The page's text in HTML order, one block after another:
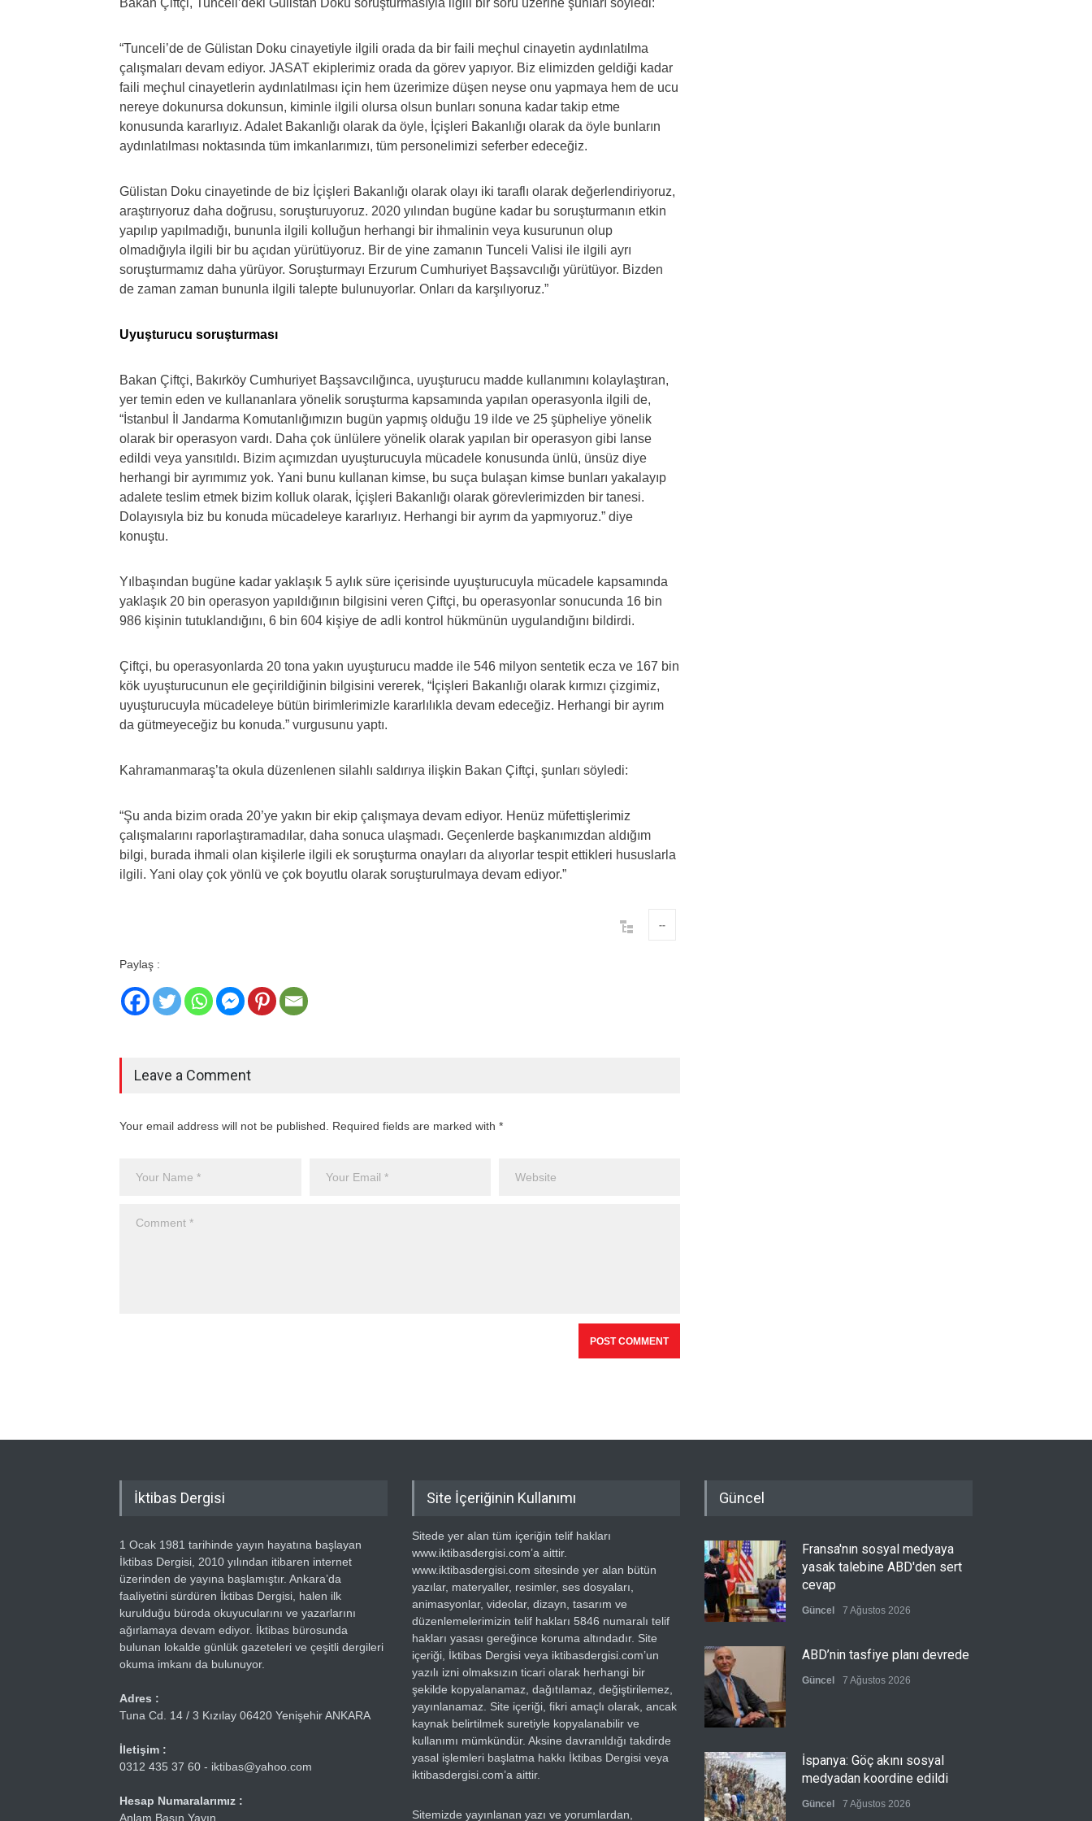
Bakan Çiftçi, Tunceli’deki Gülistan Doku soruşturmasıyla ilgili bir soru üzerine şunları söyledi:
“Tunceli’de de Gülistan Doku cinayetiyle ilgili orada da bir faili meçhul cinayetin aydınlatılma
çalışmaları devam ediyor. JASAT ekiplerimiz orada da görev yapıyor. Biz elimizden geldiği kadar
faili meçhul cinayetlerin aydınlatılması için hem üzerimize düşen neyse onu yapmaya hem de ucu
nereye dokunursa dokunsun, kiminle ilgili olursa olsun bunları sonuna kadar takip etme
konusunda kararlıyız. Adalet Bakanlığı olarak da öyle, İçişleri Bakanlığı olarak da öyle bunların
aydınlatılması noktasında tüm imkanlarımızı, tüm personelimizi seferber edeceğiz.
Gülistan Doku cinayetinde de biz İçişleri Bakanlığı olarak olayı iki taraflı olarak değerlendiriyoruz,
araştırıyoruz daha doğrusu, soruşturuyoruz. 2020 yılından bugüne kadar bu soruşturmanın etkin
yapılıp yapılmadığı, bununla ilgili kolluğun herhangi bir ihmalinin veya kusurunun olup
olmadığıyla ilgili bir bu açıdan yürütüyoruz. Bir de yine zamanın Tunceli Valisi ile ilgili ayrı
soruşturmamız daha yürüyor. Soruşturmayı Erzurum Cumhuriyet Başsavcılığı yürütüyor. Bizden
de zaman zaman bununla ilgili talepte bulunuyorlar. Onları da karşılıyoruz.”
Uyuşturucu soruşturması
Bakan Çiftçi, Bakırköy Cumhuriyet Başsavcılığınca, uyuşturucu madde kullanımını kolaylaştıran,
yer temin eden ve kullananlara yönelik soruşturma kapsamında yapılan operasyonla ilgili de,
“İstanbul İl Jandarma Komutanlığımızın bugün yapmış olduğu 19 ilde ve 25 şüpheliye yönelik
olarak bir operasyon vardı. Daha çok ünlülere yönelik olarak yapılan bir operasyon gibi lanse
edildi veya yansıtıldı. Bizim açımızdan uyuşturucuyla mücadele konusunda ünlü, ünsüz diye
herhangi bir ayrımımız yok. Yani bunu kullanan kimse, bu suça bulaşan kimse bunları yakalayıp
adalete teslim etmek bizim kolluk olarak, İçişleri Bakanlığı olarak görevlerimizden bir tanesi.
Dolayısıyla biz bu konuda mücadeleye kararlıyız. Herhangi bir ayrım da yapmıyoruz.” diye
konuştu.
Yılbaşından bugüne kadar yaklaşık 5 aylık süre içerisinde uyuşturucuyla mücadele kapsamında
yaklaşık 20 bin operasyon yapıldığının bilgisini veren Çiftçi, bu operasyonlar sonucunda 16 bin
986 kişinin tutuklandığını, 6 bin 604 kişiye de adli kontrol hükmünün uygulandığını bildirdi.
Çiftçi, bu operasyonlarda 20 tona yakın uyuşturucu madde ile 546 milyon sentetik ecza ve 167 bin
kök uyuşturucunun ele geçirildiğinin bilgisini vererek, “İçişleri Bakanlığı olarak kırmızı çizgimiz,
uyuşturucuyla mücadeleye bütün birimlerimizle kararlılıkla devam edeceğiz. Herhangi bir ayrım
da gütmeyeceğiz bu konuda.” vurgusunu yaptı.
Kahramanmaraş’ta okula düzenlenen silahlı saldırıya ilişkin Bakan Çiftçi, şunları söyledi:
“Şu anda bizim orada 20’ye yakın bir ekip çalışmaya devam ediyor. Henüz müfettişlerimiz
çalışmalarını raporlaştıramadılar, daha sonuca ulaşmadı. Geçenlerde başkanımızdan aldığım
bilgi, burada ihmali olan kişilerle ilgili ek soruşturma onayları da alıyorlar tespit ettikleri hususlarla
ilgili. Yani olay çok yönlü ve çok boyutlu olarak soruşturulmaya devam ediyor.”
--
Paylaş :
Leave a Comment
Your email address will not be published. Required fields are marked with *
İktibas Dergisi
1 Ocak 1981 tarihinde yayın hayatına başlayan
İktibas Dergisi, 2010 yılından itibaren internet
üzerinden de yayına başlamıştır. Ankara’da
faaliyetini sürdüren İktibas Dergisi, halen ilk
kurulduğu büroda okuyucularını ve yazarlarını
ağırlamaya devam ediyor. İktibas bürosunda
bulunan lokalde günlük gazeteleri ve çeşitli dergileri
okuma imkanı da bulunuyor.
Adres :
Tuna Cd. 14 / 3 Kızılay 06420 Yenişehir ANKARA
İletişim :
0312 435 37 60 - iktibas@yahoo.com
Hesap Numaralarımız :
Anlam Basın Yayın
Site İçeriğinin Kullanımı
Sitede yer alan tüm içeriğin telif hakları
www.iktibasdergisi.com’a aittir.
www.iktibasdergisi.com sitesinde yer alan bütün
yazılar, materyaller, resimler, ses dosyaları,
animasyonlar, videolar, dizayn, tasarım ve
düzenlemelerimizin telif hakları 5846 numaralı telif
hakları yasası gereğince koruma altındadır. Site
içeriği, İktibas Dergisi veya iktibasdergisi.com’un
yazılı izni olmaksızın ticari olarak herhangi bir
şekilde kopyalanamaz, dağıtılamaz, değiştirilemez,
yayınlanamaz. Site içeriği, fikri amaçlı olarak, ancak
kaynak belirtilmek suretiyle kopyalanabilir ve
kullanımı mümkündür. Aksine davranıldığı takdirde
yasal işlemleri başlatma hakkı İktibas Dergisi veya
iktibasdergisi.com’a aittir.
Sitemizde yayınlanan yazı ve yorumlardan,
Güncel
Fransa'nın sosyal medyaya
yasak talebine ABD'den sert
cevap
Güncel 7 Ağustos 2026
ABD’nin tasfiye planı devrede
Güncel 7 Ağustos 2026
İspanya: Göç akını sosyal
medyadan koordine edildi
Güncel 7 Ağustos 2026